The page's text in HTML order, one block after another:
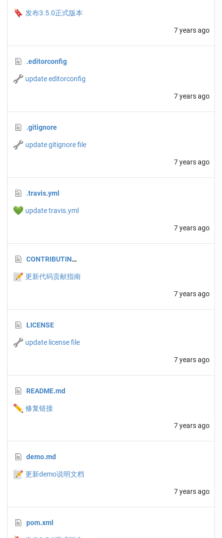
🔖 发布3.5.0正式版本
7 years ago
.editorconfig
🔧 update editorconfig
7 years ago
.gitignore
🔧 update gitignore file
7 years ago
.travis.yml
💚 update travis.yml
7 years ago
CONTRIBUTING.md
📝 更新代码贡献指南
7 years ago
LICENSE
🔧 update license file
7 years ago
README.md
✏️ 修复链接
7 years ago
demo.md
📝 更新demo说明文档
7 years ago
pom.xml